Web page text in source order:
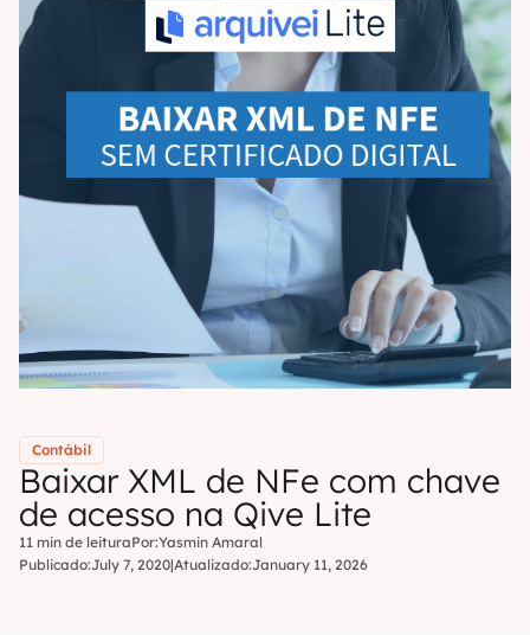
Contábil
Baixar XML de NFe com chave
de acesso na Qive Lite
11 min de leituraPor:Yasmin Amaral
Publicado:July 7, 2020|Atualizado:January 11, 2026